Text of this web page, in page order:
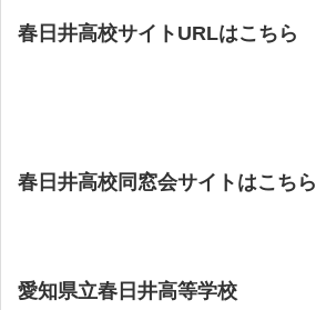
春日井高校サイトURLはこちら
春日井高校同窓会サイトはこちら
愛知県立春日井高等学校